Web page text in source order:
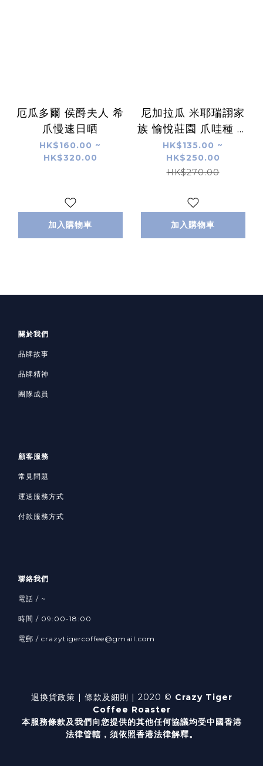
厄瓜多爾 侯爵夫人 希
爪慢速日晒
HK$160.00 ~
HK$320.00
加入購物車
尼加拉瓜 米耶瑞詡家
族 愉悅莊園 爪哇種 蜜
處理
HK$135.00 ~
HK$250.00
HK$270.00
加入購物車
關於我們
品牌故事
品牌精神
團隊成員
顧客服務
常見問題
運送服務方式
付款服務方式
聯絡我們
電話 / ~
時間 / 09:00-18:00
電郵 / crazytigercoffee@gmail.com
退換貨政策 | 條款及細則 | 2020 © Crazy Tiger
Coffee Roaster
本服務條款及我們向您提供的其他任何協議均受中國香港
法律管轄， 須依照香港法律解釋。